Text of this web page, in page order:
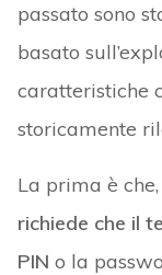
passato sono
basato
caratteristiche
storicamente
La prima è
richiede che il
PIN o la